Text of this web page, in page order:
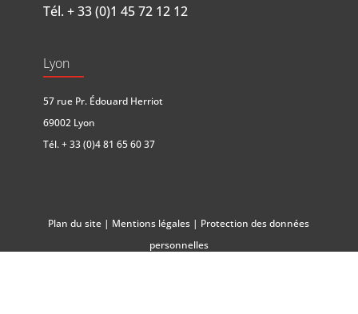
Tél. + 33 (0)1 45 72 12 12
Lyon
57 rue Pr. Édouard Herriot
69002 Lyon
Tél.+ 33 (0)4 81 65 60 37
Plan du site | Mentions légales | Protection des données
personnelles